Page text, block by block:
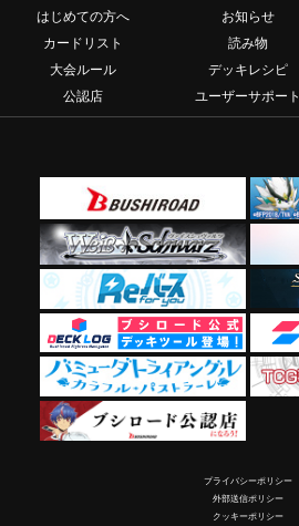
はじめての方へ お知らせ
カードリスト
読み物
大会ルール
デッキレシピ
公認店
ユーザーサポート
プライバシーポリシー
外部送信ポリシー
クッキーポリシー